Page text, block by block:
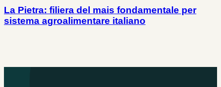
La Pietra: filiera del mais fondamentale per
sistema agroalimentare italiano